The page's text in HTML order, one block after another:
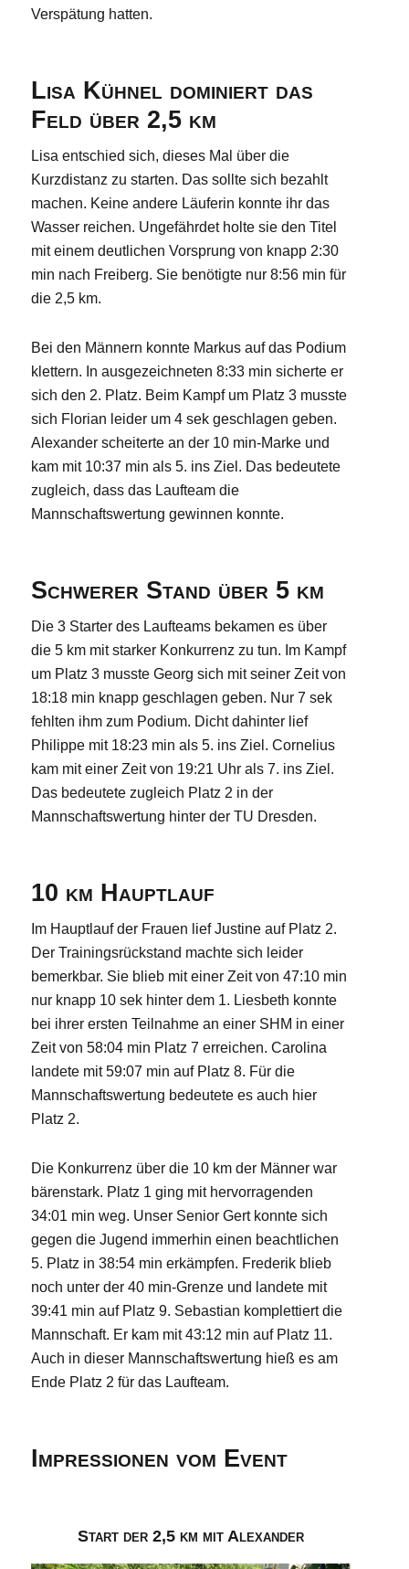
Verspätung hatten.
Lisa Kühnel dominiert das
Feld über 2,5 km
Lisa entschied sich, dieses Mal über die
Kurzdistanz zu starten. Das sollte sich bezahlt
machen. Keine andere Läuferin konnte ihr das
Wasser reichen. Ungefährdet holte sie den Titel
mit einem deutlichen Vorsprung von knapp 2:30
min nach Freiberg. Sie benötigte nur 8:56 min für
die 2,5 km.
Bei den Männern konnte Markus auf das Podium
klettern. In ausgezeichneten 8:33 min sicherte er
sich den 2. Platz. Beim Kampf um Platz 3 musste
sich Florian leider um 4 sek geschlagen geben.
Alexander scheiterte an der 10 min-Marke und
kam mit 10:37 min als 5. ins Ziel. Das bedeutete
zugleich, dass das Laufteam die
Mannschaftswertung gewinnen konnte.
Schwerer Stand über 5 km
Die 3 Starter des Laufteams bekamen es über
die 5 km mit starker Konkurrenz zu tun. Im Kampf
um Platz 3 musste Georg sich mit seiner Zeit von
18:18 min knapp geschlagen geben. Nur 7 sek
fehlten ihm zum Podium. Dicht dahinter lief
Philippe mit 18:23 min als 5. ins Ziel. Cornelius
kam mit einer Zeit von 19:21 Uhr als 7. ins Ziel.
Das bedeutete zugleich Platz 2 in der
Mannschaftswertung hinter der TU Dresden.
10 km Hauptlauf
Im Hauptlauf der Frauen lief Justine auf Platz 2.
Der Trainingsrückstand machte sich leider
bemerkbar. Sie blieb mit einer Zeit von 47:10 min
nur knapp 10 sek hinter dem 1. Liesbeth konnte
bei ihrer ersten Teilnahme an einer SHM in einer
Zeit von 58:04 min Platz 7 erreichen. Carolina
landete mit 59:07 min auf Platz 8. Für die
Mannschaftswertung bedeutete es auch hier
Platz 2.
Die Konkurrenz über die 10 km der Männer war
bärenstark. Platz 1 ging mit hervorragenden
34:01 min weg. Unser Senior Gert konnte sich
gegen die Jugend immerhin einen beachtlichen
5. Platz in 38:54 min erkämpfen. Frederik blieb
noch unter der 40 min-Grenze und landete mit
39:41 min auf Platz 9. Sebastian komplettiert die
Mannschaft. Er kam mit 43:12 min auf Platz 11.
Auch in dieser Mannschaftswertung hieß es am
Ende Platz 2 für das Laufteam.
Impressionen vom Event
Start der 2,5 km mit Alexander